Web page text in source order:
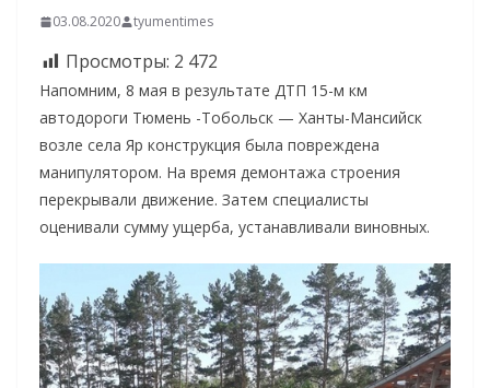
03.08.2020 tyumentimes
Просмотры: 2 472
Напомним, 8 мая в результате ДТП 15-м км
автодороги Тюмень -Тобольск — Ханты-Мансийск
возле села Яр конструкция была повреждена
манипулятором. На время демонтажа строения
перекрывали движение. Затем специалисты
оценивали сумму ущерба, устанавливали виновных.